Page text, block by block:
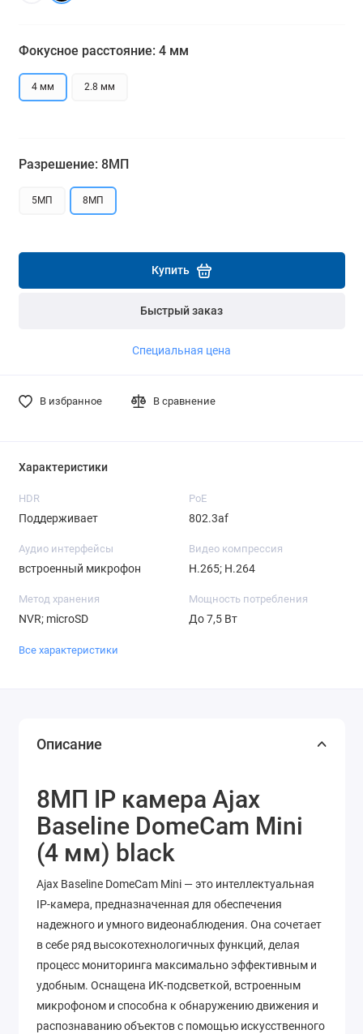
Фокусное расстояние: 4 мм
4 мм 2.8 мм
Разрешение: 8МП
5МП 8МП
Купить
Быстрый заказ
Специальная цена
В избранное В сравнение
Характеристики
HDR
Поддерживает
PoE
802.3af
Аудио интерфейсы
встроенный микрофон
Видео компрессия
H.265; H.264
Метод хранения
NVR; microSD
Мощность потребления
До 7,5 Вт
Все характеристики
Описание
8МП IP камера Ajax
Baseline DomeCam Mini
(4 мм) black
Ajax Baseline DomeCam Mini — это интеллектуальная
IP-камера, предназначенная для обеспечения
надежного и умного видеонаблюдения. Она сочетает
в себе ряд высокотехнологичных функций, делая
процесс мониторинга максимально эффективным и
удобным. Оснащена ИК-подсветкой, встроенным
микрофоном и способна к обнаружению движения и
распознаванию объектов с помощью искусственного